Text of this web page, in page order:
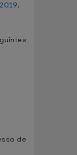
,
de